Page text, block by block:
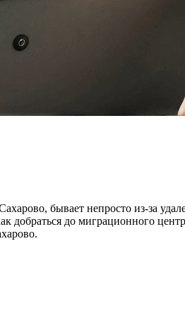
бывает непросто из-за
добраться до миграционного